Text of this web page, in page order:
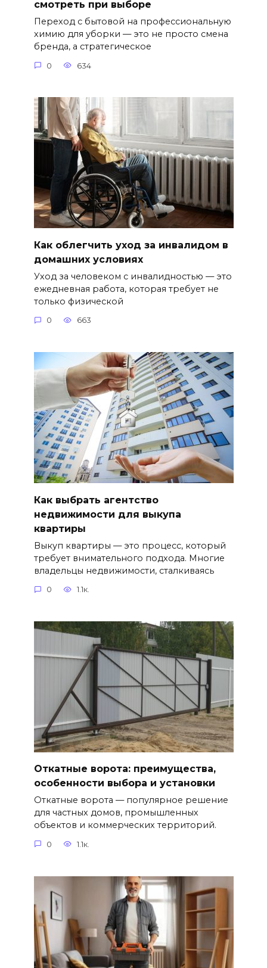
смотреть при выборе
Переход с бытовой на профессиональную
химию для уборки — это не просто смена
бренда, а стратегическое
0 634
Как облегчить уход за инвалидом в
домашних условиях
Уход за человеком с инвалидностью — это
ежедневная работа, которая требует не
только физической
0 663
Как выбрать агентство
недвижимости для выкупа
квартиры
Выкуп квартиры — это процесс, который
требует внимательного подхода. Многие
владельцы недвижимости, сталкиваясь
0 1.1к.
Откатные ворота: преимущества,
особенности выбора и установки
Откатные ворота — популярное решение
для частных домов, промышленных
объектов и коммерческих территорий.
0 1.1к.